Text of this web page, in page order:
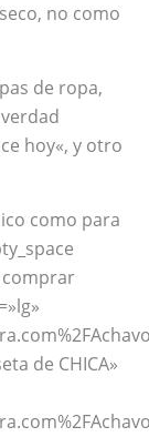
no como
de ropa,
hoy«, y otro
como para
comprar
de CHICA»